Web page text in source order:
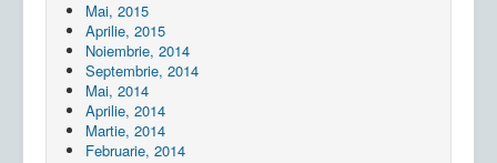
Mai, 2015
Aprilie, 2015
Noiembrie, 2014
Septembrie, 2014
Mai, 2014
Aprilie, 2014
Martie, 2014
Februarie, 2014